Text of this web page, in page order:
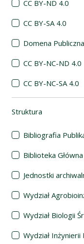
CC BY-ND 4.0
CC BY-SA 4.0
Domena
CC BY-NC-ND 4.0
CC BY-NC-SA 4.0
Struktura
Bibliografia
Biblioteka Główna
Jednostki
Wydział
Wydział Biologii
Wydział Inżynierii